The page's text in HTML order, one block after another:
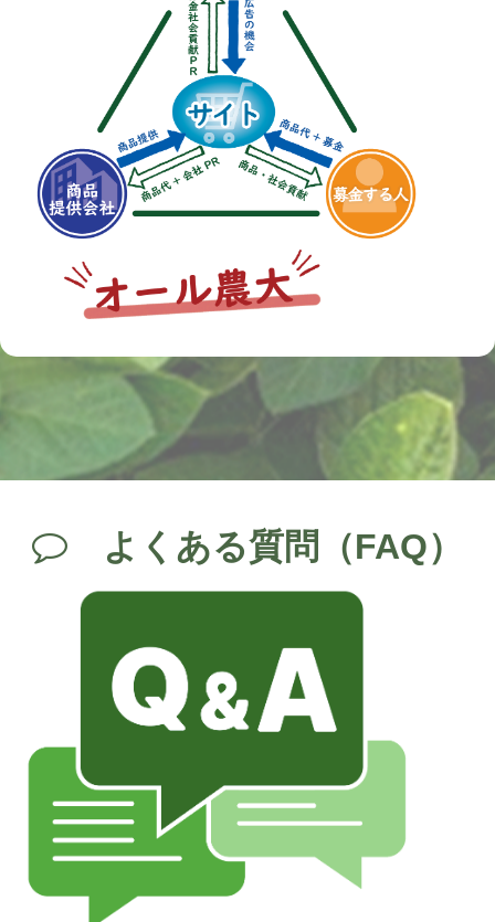
よくある質問（FAQ）